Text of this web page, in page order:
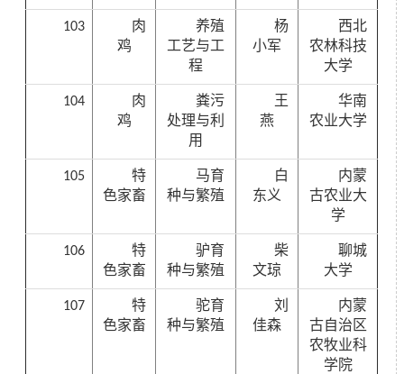
103
肉
鸡
养殖
工艺与工
程
杨
小军
西北
农林科技
大学
104
肉
鸡
粪污
处理与利
用
王
燕
华南
农业大学
105
特
色家畜
马育
种与繁殖
白
东义
内蒙
古农业大
学
106
特
色家畜
驴育
种与繁殖
柴
文琼
聊城
大学
107
特
色家畜
驼育
种与繁殖
刘
佳森
内蒙
古自治区
农牧业科
学院